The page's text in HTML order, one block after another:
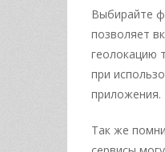
Выбирайте
позволяет
геолокацию
при
приложения.
Так же